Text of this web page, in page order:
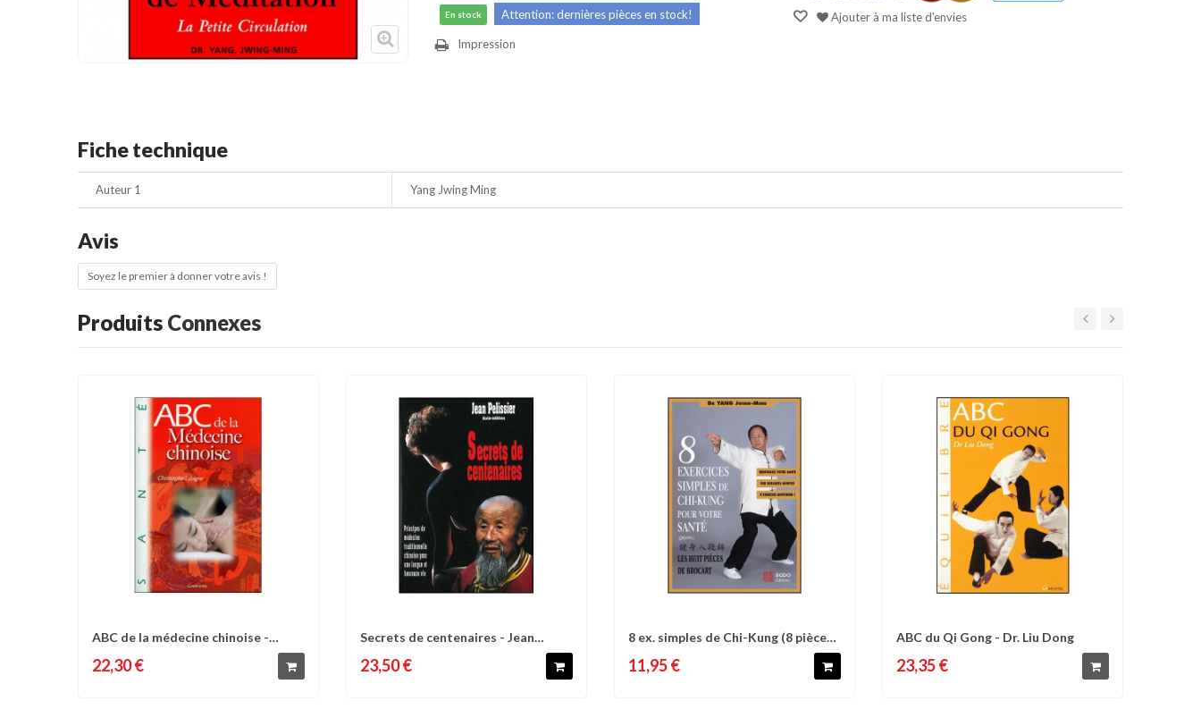
Décoration
Voir plus
En stock Attention: dernières pièces en stock!
Impression
Ajouter à ma liste d'envies
Fiche technique
Auteur 1 Yang Jwing Ming
Avis
Soyez le premier à donner votre avis !
Produits Connexes
Comparer Liste d'envies
ABC de la médecine chinoise -
22,30 €
Comparer Liste d'envies
Secrets de centenaires - Jean
23,50 €
Comparer Liste d'envies
8 ex. simples de Chi-Kung (8 pièces
11,95 €
Comparer Liste d'envies
ABC du Qi Gong - Dr. Liu Dong
23,35 €